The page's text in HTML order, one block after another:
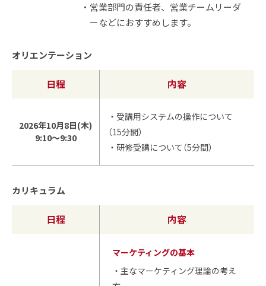
営業部門の責任者、営業チームリーダ
ーなどにおすすめします。
オリエンテーション
日程 内容
2026年10月8日(木)
9:10～9:30
・受講用システムの操作について
（15分間）
・研修受講について（5分間）
カリキュラム
日程 内容
マーケティングの基本
・主なマーケティング理論の考え